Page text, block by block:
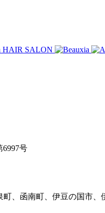
号
、函南町、伊豆の国市、